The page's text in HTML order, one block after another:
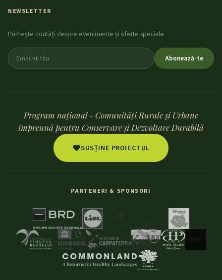
NEWSLETTER
Primește noutăți despre evenimente și oferte speciale.
Abonează-te
Program național - Comunități Rurale și Urbane
împreună pentru Conservare și Dezvoltare Durabilă
SUSȚINE PROIECTUL
PARTENERI & SPONSORI